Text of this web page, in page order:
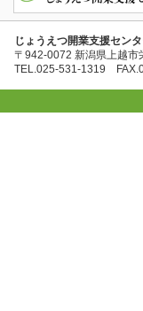
じょうえつ開業支援セン
〒942-0072 新潟県上越市
TEL.025-531-1319